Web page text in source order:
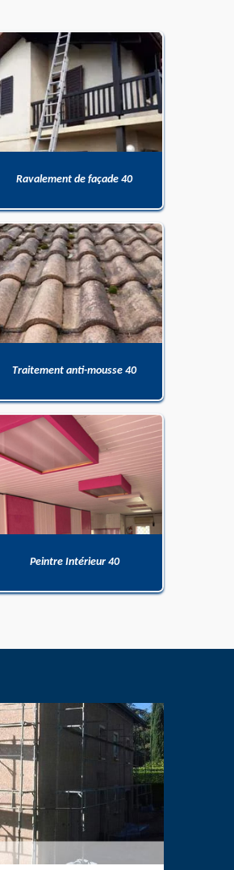
Ravalement de façade 40
Traitement anti-mousse 40
Peintre Intérieur 40